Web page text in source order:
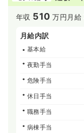
年収 510 万円 月給
月給内訳
基本給
夜勤手当
危険手当
休日手当
職務手当
病棟手当